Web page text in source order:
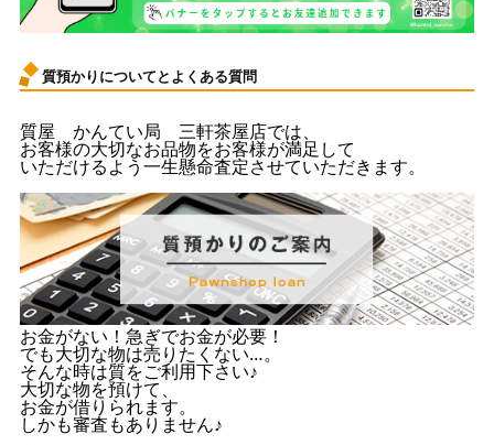
質預かりについてとよくある質問
質屋 かんてい局 三軒茶屋店では、
お客様の大切なお品物をお客様が満足して
いただけるよう一生懸命査定させていただきます。
お金がない！急ぎでお金が必要！
でも大切な物は売りたくない…。
そんな時は質をご利用下さい♪
大切な物を預けて、
お金が借りられます。
しかも審査もありません♪